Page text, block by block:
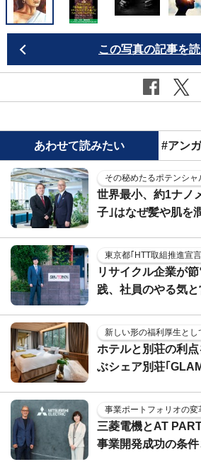
この写真の記事を
あわせて読みたい #アン
その秘めたるポテンシャ
世界最小、約1ナノ
子｣はなぜ髪や肌を
東京都｢HTT取組推進宣
リサイクル企業が
践、社員のやる気と
新しい形の福利厚生とし
ホテルと別荘の利
ぶシェア別荘｢
事業ポートフォリオの変
三菱電機とAT
事業開発成功の条件